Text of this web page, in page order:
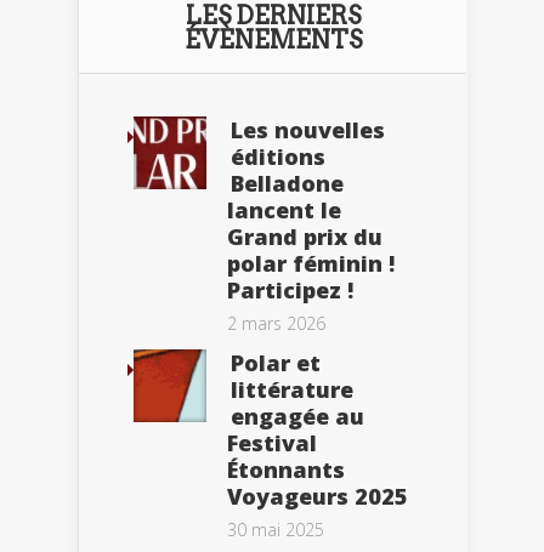
LES DERNIERS
ÉVÈNEMENTS
Les nouvelles
éditions
Belladone
lancent le
Grand prix du
polar féminin !
Participez !
2 mars 2026
Polar et
littérature
engagée au
Festival
Étonnants
Voyageurs 2025
30 mai 2025